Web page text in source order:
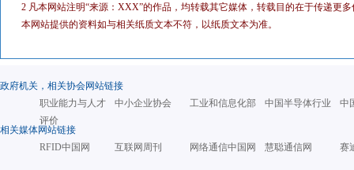
2 凡本网站注明“来源：XXX”的作品，均转载其它媒体，转载目的在于传递更
本网站提供的资料如与相关纸质文本不符，以纸质文本为准。
政府机关，相关协会网站链接
职业能力与人才
评价
中小企业协会 工业和信息化部 中国半导体行业 中
相关媒体网站链接
RFID中国网
互联网周刊 网络通信中国网 慧聪通信网 赛